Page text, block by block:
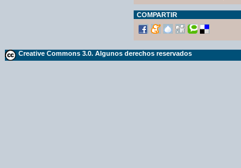
COMPARTIR
Creative Commons 3.0. Algunos derechos reservados